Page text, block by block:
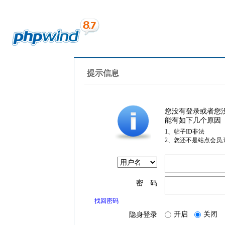
提示信息
您没有登录或者您
能有如下几个原因
1、帖子ID非法
2、您还不是站点会员
密 码
找回密码
隐身登录 开启 关闭